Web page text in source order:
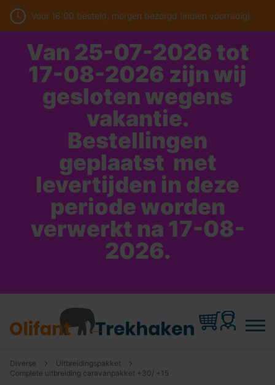
Voor 16:00 besteld, morgen bezorgd (indien voorradig)
Van 25-07-2026 tot
17-08-2026 zijn wij
gesloten wegens
vakantie.
Bestellingen
geplaatst met
levertijden in deze
periode worden
verwerkt na 17-08-
2026.
Diverse
Uitbreidingspakket
Complete uitbreiding caravanpakket +30/ +15